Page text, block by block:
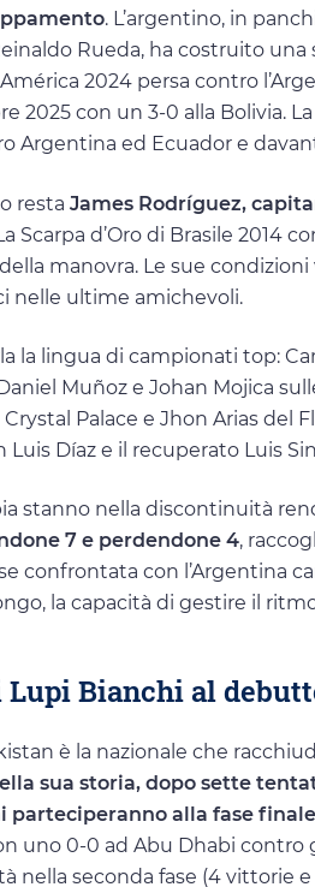
. L’argentino, in
Rueda, ha costruito
2024 persa contro
2025 con un 3-0 alla Bolivia.
Argentina ed Ecuador e
resta James Rodríguez,
Scarpa d’Oro di Brasile 2014
manovra. Le sue
nelle ultime amichevoli.
la lingua di campionati top:
Muñoz e Johan Mojica
Palace e Jhon Arias del
Luis Díaz e il recuperato Luis
stanno nella discontinuità
7 e perdendone 4,
confrontata con l’Argentina
la capacità di gestire il
Lupi Bianchi al
è la nazionale che
sua storia, dopo sette
parteciperanno alla fase
uno 0-0 ad Abu Dhabi contro
nella seconda fase (4 vittorie